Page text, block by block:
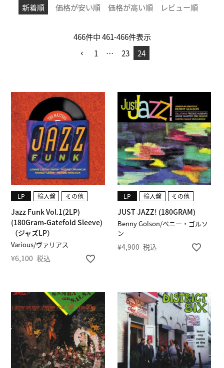
新着順 価格が安い順 価格が高い順 レビュー順
466件中461-466件表示
1
… 23 24
Various/ヴァリアス
Jazz Funk Vol.1(2LP)
(180Gram-Gatefold Sleeve)
（ジャズLP）
LP 輸入盤 その他
¥6,100 税込
Benny Golson/ベニー・ゴルソ
ン
JUST JAZZ! (180GRAM)
LP 輸入盤 その他
¥4,900 税込